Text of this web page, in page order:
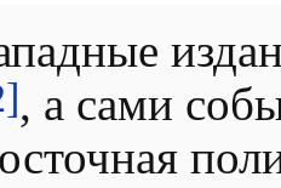
, а сами